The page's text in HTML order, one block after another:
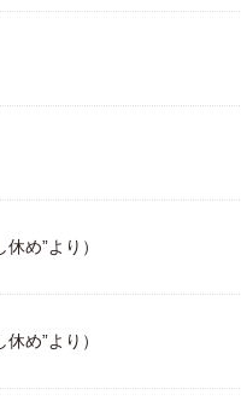
め”より）
め”より）